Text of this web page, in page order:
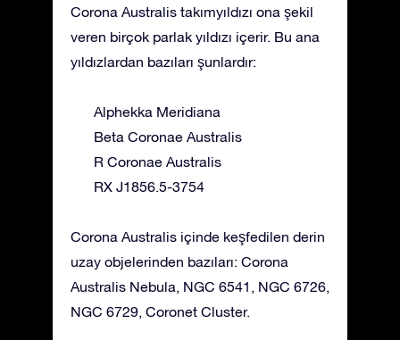
Corona Australis takımyıldızı ona şekil
veren birçok parlak yıldızı içerir. Bu ana
yıldızlardan bazıları şunlardır:
Alphekka Meridiana
Beta Coronae Australis
R Coronae Australis
RX J1856.5-3754
Corona Australis içinde keşfedilen derin
uzay objelerinden bazıları: Corona
Australis Nebula, NGC 6541, NGC 6726,
NGC 6729, Coronet Cluster.